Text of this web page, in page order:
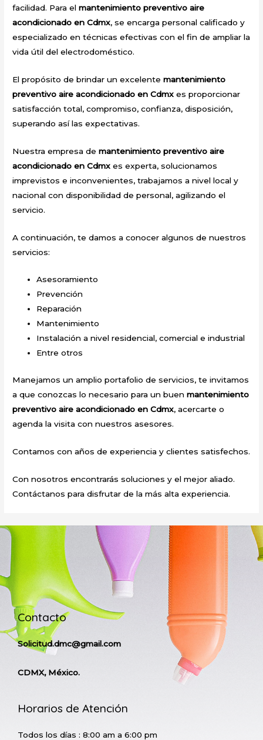
facilidad. Para elmantenimiento preventivo aire
acondicionado en Cdmx, se encarga personal calificado y
especializado en técnicas efectivas con el fin de ampliar la
vida útil del electrodoméstico.
El propósito de brindar un excelentemantenimiento
preventivo aire acondicionado en Cdmx es proporcionar
satisfacción total, compromiso, confianza, disposición,
superando así las expectativas.
Nuestra empresa demantenimiento preventivo aire
acondicionado en Cdmx es experta, solucionamos
imprevistos e inconvenientes, trabajamos a nivel local y
nacional con disponibilidad de personal, agilizando el
servicio.
A continuación, te damos a conocer algunos de nuestros
servicios:
Asesoramiento
Prevención
Reparación
Mantenimiento
Instalación a nivel residencial, comercial e industrial
Entre otros
Manejamos un amplio portafolio de servicios, te invitamos
a que conozcas lo necesario para un buenmantenimiento
preventivo aire acondicionado en Cdmx, acercarte o
agenda la visita con nuestros asesores.
Contamos con años de experiencia y clientes satisfechos.
Con nosotros encontrarás soluciones y el mejor aliado.
Contáctanos para disfrutar de la más alta experiencia.
Contacto
Solicitud.dmc@gmail.com
CDMX, México.
Horarios de Atención
Todos los días : 8:00 am a 6:00 pm